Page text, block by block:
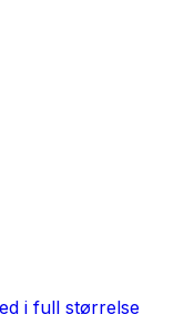
i full størrelse